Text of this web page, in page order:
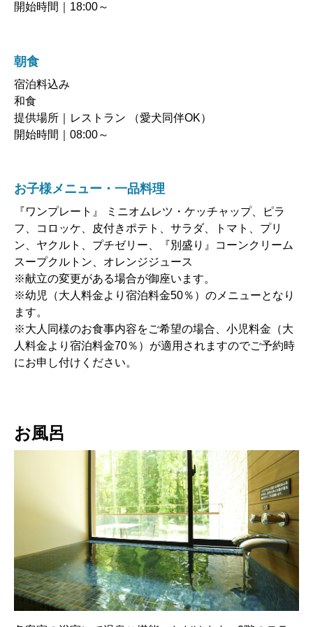
開始時間｜18:00～
朝食
宿泊料込み
和食
提供場所｜レストラン （愛犬同伴OK）
開始時間｜08:00～
お子様メニュー・一品料理
『ワンプレート』 ミニオムレツ・ケッチャップ、ピラ
フ、コロッケ、皮付きポテト、サラダ、トマト、プリ
ン、ヤクルト、プチゼリー、『別盛り』コーンクリーム
スープクルトン、オレンジジュース
※献立の変更がある場合が御座います。
※幼児（大人料金より宿泊料金50％）のメニューとなり
ます。
※大人同様のお食事内容をご希望の場合、小児料金（大
人料金より宿泊料金70％）が適用されますのでご予約時
にお申し付けください。
お風呂